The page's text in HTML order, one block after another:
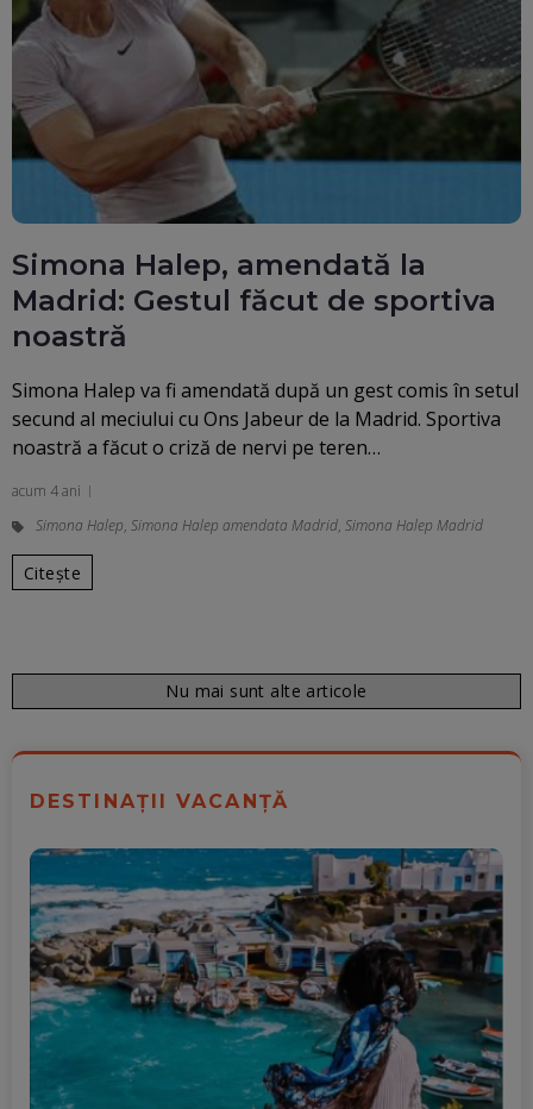
Simona Halep, amendată la
Madrid: Gestul făcut de sportiva
noastră
Simona Halep va fi amendată după un gest comis în setul
secund al meciului cu Ons Jabeur de la Madrid. Sportiva
noastră a făcut o criză de nervi pe teren…
acum 4 ani
Simona Halep, Simona Halep amendata Madrid, Simona Halep Madrid
Citește
Nu mai sunt alte articole
DESTINAȚII VACANȚĂ